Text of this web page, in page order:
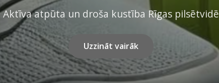
Aktīva atpūta un droša kustība Rīgas pilsētvidē
Uzzināt vairāk